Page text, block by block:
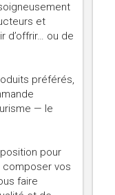
et
d’offrir… ou de
préférés,
— le
pour
composer vos
faire